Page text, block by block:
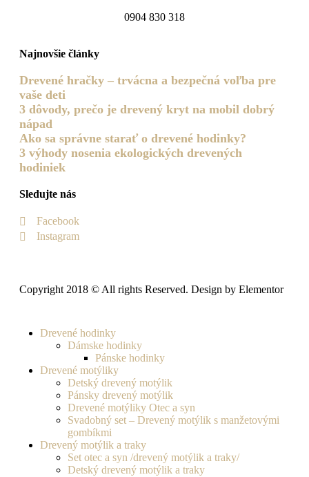
0904 830 318
Najnovšie články
Drevené hračky – trvácna a bezpečná voľba pre
vaše deti
3 dôvody, prečo je drevený kryt na mobil dobrý
nápad
Ako sa správne starať o drevené hodinky?
3 výhody nosenia ekologických drevených
hodiniek
Sledujte nás
Facebook
Instagram
Copyright 2018 © All rights Reserved. Design by Elementor
Drevené hodinky
Dámske hodinky
Pánske hodinky
Drevené motýliky
Detský drevený motýlik
Pánsky drevený motýlik
Drevené motýliky Otec a syn
Svadobný set – Drevený motýlik s manžetovými
gombíkmi
Drevený motýlik a traky
Set otec a syn /drevený motýlik a traky/
Detský drevený motýlik a traky